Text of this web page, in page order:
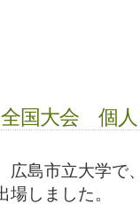
国大会 個人
島市立大学で
しました。